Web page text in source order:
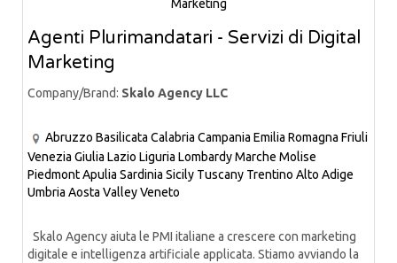
Agenti Plurimandatari - Servizi di Digital
Marketing
Company/Brand: Skalo Agency LLC
Abruzzo Basilicata Calabria Campania Emilia Romagna Friuli
Venezia Giulia Lazio Liguria LombardyMarche Molise
PiedmontApulia Sardinia Sicily Tuscany Trentino Alto Adige
Umbria Aosta ValleyVeneto
Skalo Agency aiuta le PMI italiane a crescere con marketing
digitale e intelligenza artificiale applicata. Stiamo avviando la